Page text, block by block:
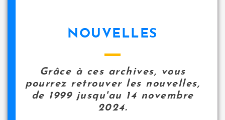
NOUVELLES
Grâce à ces archives, vous
pourrez retrouver les nouvelles,
de 1999 jusqu'au 14 novembre
2024.